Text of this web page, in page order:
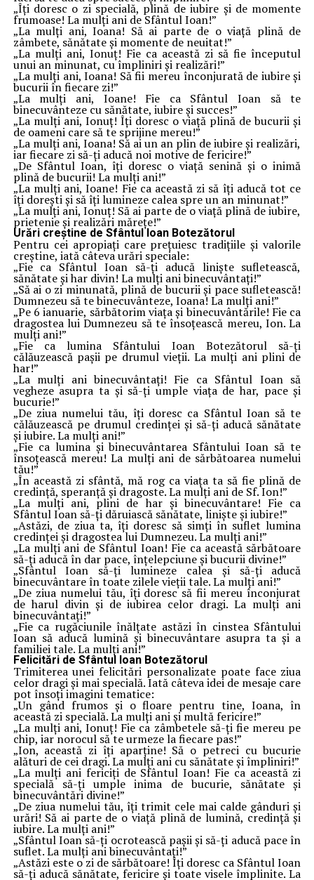
„Îți doresc o zi specială, plină de iubire și de momente
frumoase! La mulți ani de Sfântul Ioan!”
„La mulți ani, Ioana! Să ai parte de o viață plină de
zâmbete, sănătate și momente de neuitat!”
„La mulți ani, Ionuț! Fie ca această zi să fie începutul
unui an minunat, cu împliniri și realizări!”
„La mulți ani, Ioana! Să fii mereu înconjurată de iubire și
bucurii în fiecare zi!”
„La mulți ani, Ioane! Fie ca Sfântul Ioan să te
binecuvânteze cu sănătate, iubire și succes!”
„La mulți ani, Ionuț! Îți doresc o viață plină de bucurii și
de oameni care să te sprijine mereu!”
„La mulți ani, Ioana! Să ai un an plin de iubire și realizări,
iar fiecare zi să-ți aducă noi motive de fericire!”
„De Sfântul Ioan, îți doresc o viață senină și o inimă
plină de bucurii! La mulți ani!”
„La mulți ani, Ioane! Fie ca această zi să îți aducă tot ce
îți dorești și să îți lumineze calea spre un an minunat!”
„La mulți ani, Ionuț! Să ai parte de o viață plină de iubire,
prietenie și realizări mărețe!”
Urări creștine de Sfântul Ioan Botezătorul
Pentru cei apropiați care prețuiesc tradițiile și valorile
creștine, iată câteva urări speciale:
„Fie ca Sfântul Ioan să-ți aducă liniște sufletească,
sănătate și har divin! La mulți ani binecuvântați!”
„Să ai o zi minunată, plină de bucurii și pace sufletească!
Dumnezeu să te binecuvânteze, Ioana! La mulți ani!”
„Pe 6 ianuarie, sărbătorim viața și binecuvântările! Fie ca
dragostea lui Dumnezeu să te însoțească mereu, Ion. La
mulți ani!”
„Fie ca lumina Sfântului Ioan Botezătorul să-ți
călăuzească pașii pe drumul vieții. La mulți ani plini de
har!”
„La mulți ani binecuvântați! Fie ca Sfântul Ioan să
vegheze asupra ta și să-ți umple viața de har, pace și
bucurie!”
„De ziua numelui tău, îți doresc ca Sfântul Ioan să te
călăuzească pe drumul credinței și să-ți aducă sănătate
și iubire. La mulți ani!”
„Fie ca lumina și binecuvântarea Sfântului Ioan să te
însoțească mereu! La mulți ani de sărbătoarea numelui
tău!”
„În această zi sfântă, mă rog ca viața ta să fie plină de
credință, speranță și dragoste. La mulți ani de Sf. Ion!”
„La mulți ani, plini de har și binecuvântare! Fie ca
Sfântul Ioan să-ți dăruiască sănătate, liniște și iubire!”
„Astăzi, de ziua ta, îți doresc să simți în suflet lumina
credinței și dragostea lui Dumnezeu. La mulți ani!”
„La mulți ani de Sfântul Ioan! Fie ca această sărbătoare
să-ți aducă în dar pace, înțelepciune și bucurii divine!”
„Sfântul Ioan să-ți lumineze calea și să-ți aducă
binecuvântare în toate zilele vieții tale. La mulți ani!”
„De ziua numelui tău, îți doresc să fii mereu înconjurat
de harul divin și de iubirea celor dragi. La mulți ani
binecuvântați!”
„Fie ca rugăciunile înălțate astăzi în cinstea Sfântului
Ioan să aducă lumină și binecuvântare asupra ta și a
familiei tale. La mulți ani!”
Felicitări de Sfântul Ioan Botezătorul
Trimiterea unei felicitări personalizate poate face ziua
celor dragi și mai specială. Iată câteva idei de mesaje care
pot însoți imagini tematice:
„Un gând frumos și o floare pentru tine, Ioana, în
această zi specială. La mulți ani și multă fericire!”
„La mulți ani, Ionuț! Fie ca zâmbetele să-ți fie mereu pe
chip, iar norocul să te urmeze la fiecare pas!”
„Ion, această zi îți aparține! Să o petreci cu bucurie
alături de cei dragi. La mulți ani cu sănătate și împliniri!”
„La mulți ani fericiți de Sfântul Ioan! Fie ca această zi
specială să-ți umple inima de bucurie, sănătate și
binecuvântări divine!”
„De ziua numelui tău, îți trimit cele mai calde gânduri și
urări! Să ai parte de o viață plină de lumină, credință și
iubire. La mulți ani!”
„Sfântul Ioan să-ți ocrotească pașii și să-ți aducă pace în
suflet. La mulți ani binecuvântați!”
„Astăzi este o zi de sărbătoare! Îți doresc ca Sfântul Ioan
să-ți aducă sănătate, fericire și toate visele împlinite. La